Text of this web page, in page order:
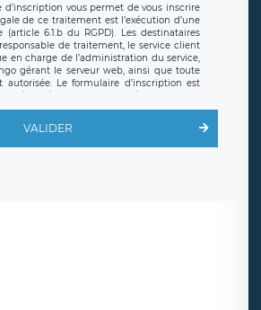
d’inscription vous permet de vous inscrire
de ce traitement est l’exécution d’une
6.1.b du RGPD). Les destinataires
de traitement, le service client
en charge de l’administration du service,
gérant le serveur web, ainsi que toute
autorisée. Le formulaire d’inscription est
hébergé par Scalingo, basé en France et
de protection conformes au RGPD. Les
étant entendu que vous pouvez
de vos données et retirer votre
VALIDER